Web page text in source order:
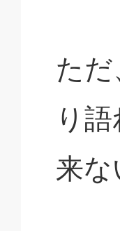
た
り
来な